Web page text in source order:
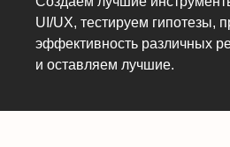
UI/UX, тестируем гипотезы,
эффективность различных
и оставляем лучшие.